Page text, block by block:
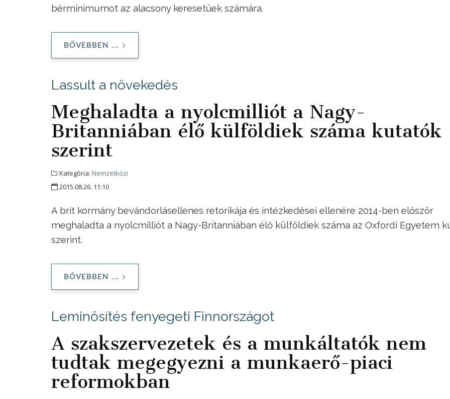
bérminimumot az alacsony keresetűek számára.
BŐVEBBEN ...
Lassult a növekedés
Meghaladta a nyolcmilliót a Nagy-
Britanniában élő külföldiek száma kutatók
szerint
Kategória: Nemzetközi
2015.08.26. 11:10
A brit kormány bevándorlásellenes retorikája és intézkedései ellenére 2014-ben először
meghaladta a nyolcmilliót a Nagy-Britanniában élő külföldiek száma az Oxfordi Egyetem
szerint.
BŐVEBBEN ...
Leminősítés fenyegeti Finnországot
A szakszervezetek és a munkáltatók nem
tudtak megegyezni a munkaerő-piaci
reformokban